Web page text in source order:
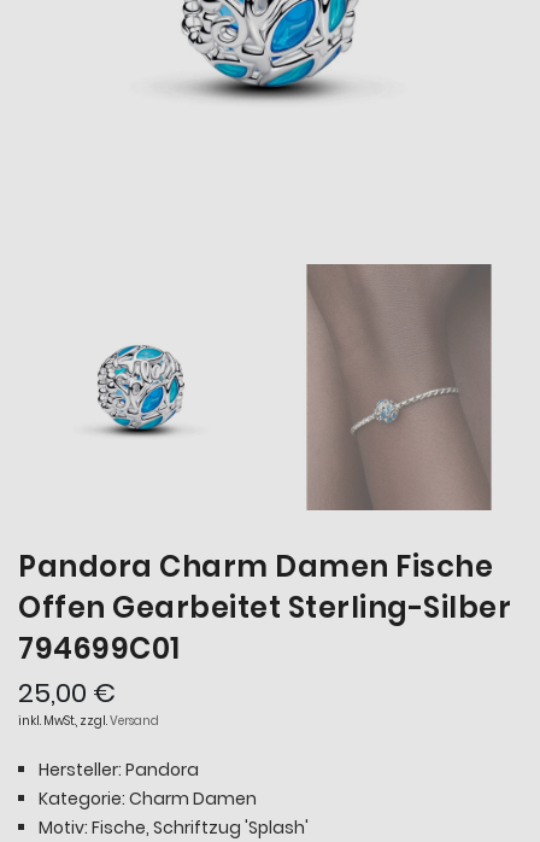
Pandora Charm Damen Fische
Offen Gearbeitet Sterling-Silber
794699C01
25,00 €
inkl. MwSt., zzgl.Versand
Hersteller: Pandora
Kategorie: Charm Damen
Motiv: Fische, Schriftzug 'Splash'